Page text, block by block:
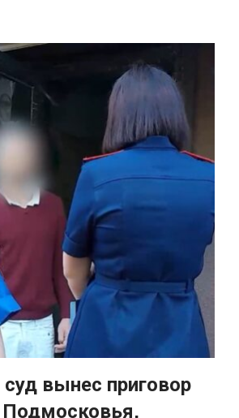
вынес приговор
Подмосковья,